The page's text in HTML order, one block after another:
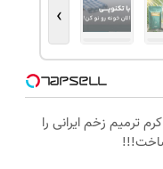
›
ترمیم زخم ایرانی را